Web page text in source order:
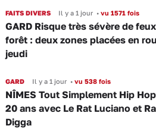
FAITS DIVERS Il y a 1 jour •vu 1571 fois
GARD Risque très sévère de
forêt : deux zones placées en
jeudi
GARD Il y a 1 jour •vu 538 fois
NÎMES Tout Simplement Hip
20 ans avec Le Rat Luciano et
Digga